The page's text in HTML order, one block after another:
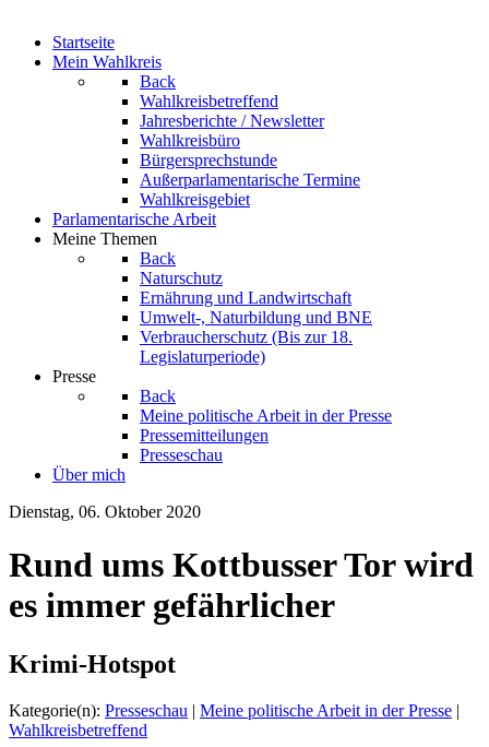
Startseite
Mein Wahlkreis
Back
Wahlkreisbetreffend
Jahresberichte / Newsletter
Wahlkreisbüro
Bürgersprechstunde
Außerparlamentarische Termine
Wahlkreisgebiet
Parlamentarische Arbeit
Meine Themen
Back
Naturschutz
Ernährung und Landwirtschaft
Umwelt-, Naturbildung und BNE
Verbraucherschutz (Bis zur 18.
Legislaturperiode)
Presse
Back
Meine politische Arbeit in der Presse
Pressemitteilungen
Presseschau
Über mich
Dienstag, 06. Oktober 2020
Rund ums Kottbusser Tor wird
es immer gefährlicher
Krimi-Hotspot
Kategorie(n): Presseschau | Meine politische Arbeit in der Presse |
Wahlkreisbetreffend